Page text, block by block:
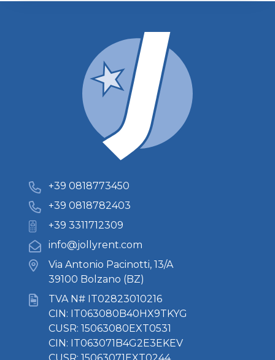
+39 0818773450
+39 0818782403
+39 3311712309
info@jollyrent.com
Via Antonio Pacinotti, 13/A
39100 Bolzano (BZ)
TVA N# IT02823010216
CIN: IT063080B40HX9TKYG
CUSR: 15063080EXT0531
CIN: IT063071B4G2E3EKEV